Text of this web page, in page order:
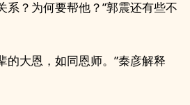
系？为何要帮他？”郭震还有些不
的大恩，如同恩师。”秦彦解释